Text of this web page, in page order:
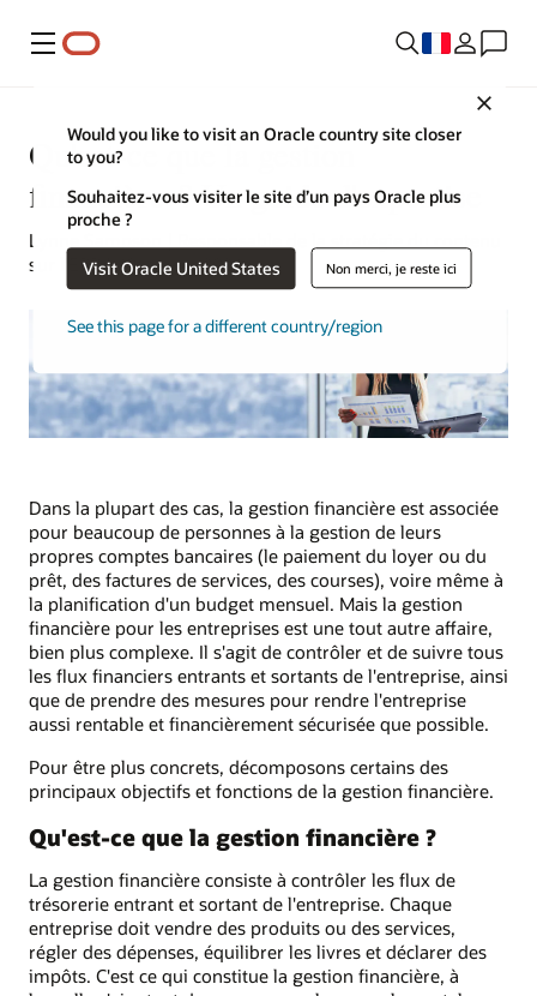
Menu
Would you like to visit an Oracle country site closer
to you?
Souhaitez-vous visiter le site d’un pays Oracle plus
proche ?
Visit Oracle United States Non merci, je reste ici
See this page for a different country/region
Qu'est-ce que la gestion
financière ? Un guide d'expertise
Lynne Sampson | Responsable de la stratégie du contenu
sur l'ERP | 30 janvier 2023
Dans la plupart des cas, la gestion financière est associée
pour beaucoup de personnes à la gestion de leurs
propres comptes bancaires (le paiement du loyer ou du
prêt, des factures de services, des courses), voire même à
la planification d'un budget mensuel. Mais la gestion
financière pour les entreprises est une tout autre affaire,
bien plus complexe. Il s'agit de contrôler et de suivre tous
les flux financiers entrants et sortants de l'entreprise, ainsi
que de prendre des mesures pour rendre l'entreprise
aussi rentable et financièrement sécurisée que possible.
Pour être plus concrets, décomposons certains des
principaux objectifs et fonctions de la gestion financière.
Qu'est-ce que la gestion financière ?
La gestion financière consiste à contrôler les flux de
trésorerie entrant et sortant de l'entreprise. Chaque
entreprise doit vendre des produits ou des services,
régler des dépenses, équilibrer les livres et déclarer des
impôts. C'est ce qui constitue la gestion financière, à